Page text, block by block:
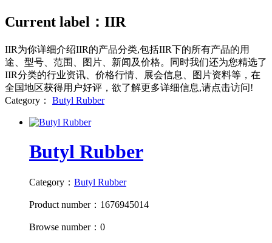
Current label： IIR
IIR为你详细介绍IIR的产品分类,包括IIR下的所有产品的用
途、型号、范围、图片、新闻及价格。同时我们还为您精选了
IIR分类的行业资讯、价格行情、展会信息、图片资料等，在
全国地区获得用户好评，欲了解更多详细信息,请点击访问!
Category：
Butyl Rubber
Butyl Rubber
Category： Butyl Rubber
Product number：1676945014
Browse number：0